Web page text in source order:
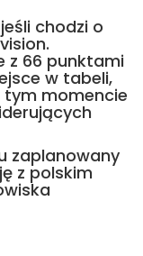
chodzi o
z 66 punktami
w tabeli,
momencie
zaplanowany
z polskim